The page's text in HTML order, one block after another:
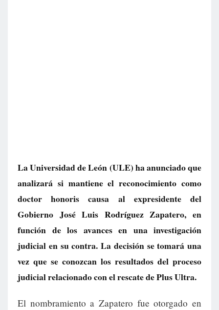
La Universidad de León (ULE) ha anunciado que
analizará si mantiene el reconocimiento como
doctor honoris causa al expresidente del
Gobierno José Luis Rodríguez Zapatero, en
función de los avances en una investigación
judicial en su contra. La decisión se tomará una
vez que se conozcan los resultados del proceso
judicial relacionado con el rescate de Plus Ultra.
El nombramiento a Zapatero fue otorgado en